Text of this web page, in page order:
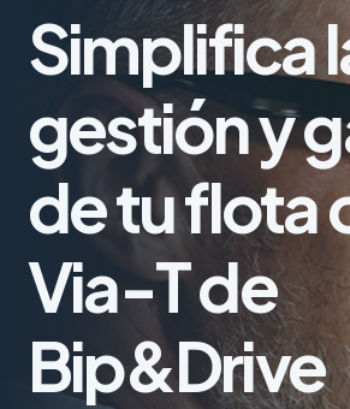
Simplifica
gestión y
de tu flota
Via-Tde
Bip&Drive